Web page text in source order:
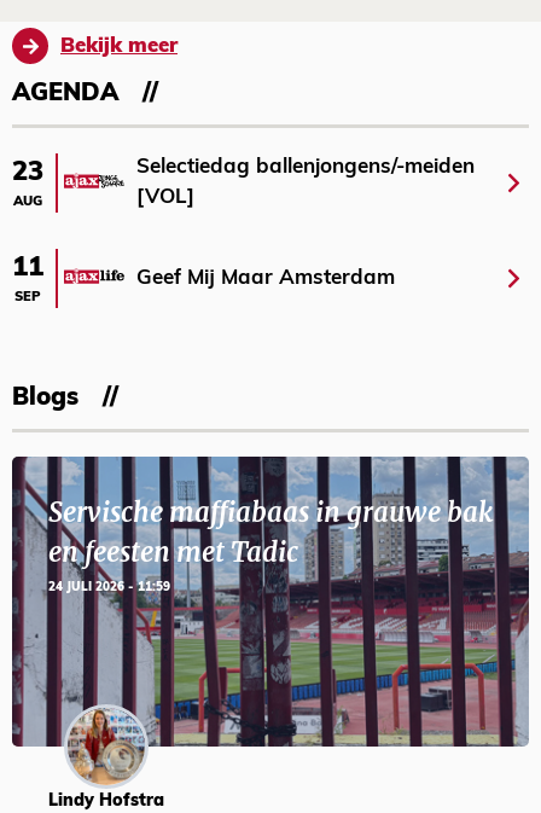
Bekijk meer
AGENDA
23
AUG
Selectiedag ballenjongens/-meiden
[VOL]
11
SEP
Geef Mij Maar Amsterdam
Blogs
Servische maffiabaas in grauwe bak
en feesten met Tadic
24 JULI 2026 - 11:59
Lindy Hofstra